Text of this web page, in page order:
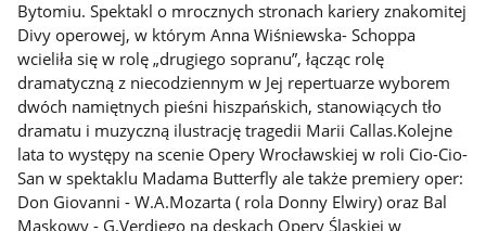
Bytomiu. Spektakl o mrocznych stronach kariery znakomitej
Divy operowej, w którym Anna Wiśniewska- Schoppa
wcieliła się w rolę „drugiego sopranu”, łącząc rolę
dramatyczną z niecodziennym w Jej repertuarze wyborem
dwóch namiętnych pieśni hiszpańskich, stanowiących tło
dramatu i muzyczną ilustrację tragedii Marii Callas.Kolejne
lata to występy na scenie Opery Wrocławskiej w roli Cio-Cio-
San w spektaklu Madama Butterfly ale także premiery oper:
Don Giovanni - W.A.Mozarta ( rola Donny Elwiry) oraz Bal
Maskowy - G.Verdiego na deskach Opery Śląskiej w